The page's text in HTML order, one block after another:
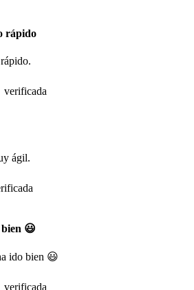
rápido
verificada
ágil.
😃
ido bien 😃
verificada